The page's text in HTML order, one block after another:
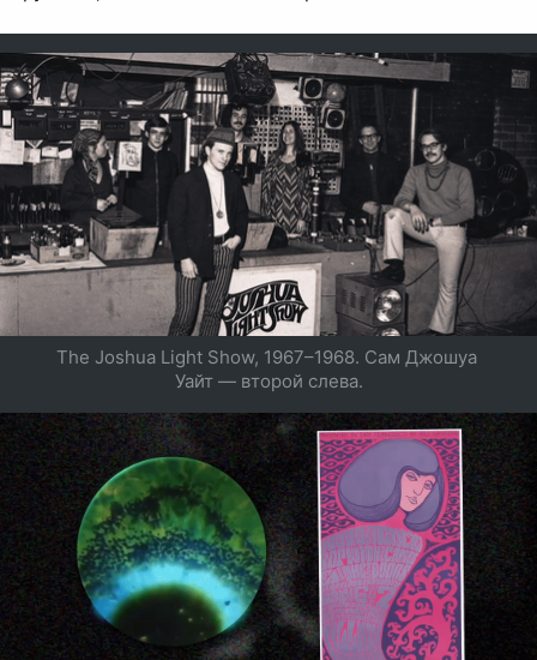
The Joshua Light Show, 1967–1968. Сам Джошуа
Уайт — второй слева.